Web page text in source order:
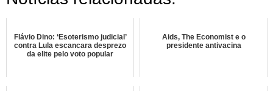
Flávio Dino: ‘Esoterismo judicial’
contra Lula escancara desprezo
da elite pelo voto popular
Aids, The Economist e o
presidente antivacina